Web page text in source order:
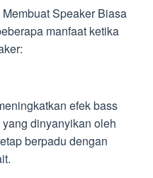
Speaker Biasa
manfaat ketika
efek bass
dinyanyikan oleh
berpadu dengan